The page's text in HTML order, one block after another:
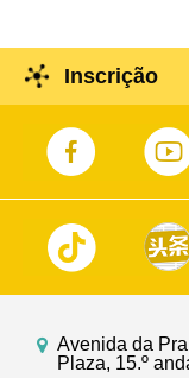
Inscrição
Avenida da
Plaza, 15.º